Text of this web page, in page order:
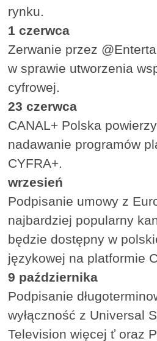
rynku.
1 czerwca
Zerwanie przez
w sprawie utworzenia
cyfrowej.
23 czerwca
CANAL+ Polska
nadawanie programów
CYFRA+.
wrzesień
Podpisanie umowy z
najbardziej popularny
będzie dostępny w
językowej na platformie
9 października
Podpisanie
wyłączność z Universal
Television więcej ť oraz